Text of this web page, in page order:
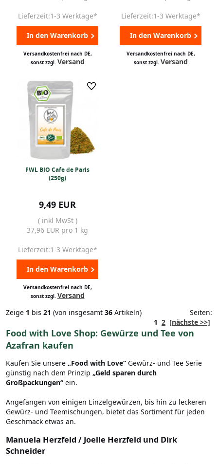
Lieferzeit:1-3 Werktage*
In den Warenkorb
Versandkostenfrei nach DE,
sonst zzgl. Versand
Lieferzeit:1-3 Werktage*
In den Warenkorb
Versandkostenfrei nach DE,
sonst zzgl. Versand
FWL BIO Cafe de Paris
(250g)
9,49 EUR
( inkl MwSt )
37,96 EUR pro 1 kg
Lieferzeit:1-3 Werktage*
In den Warenkorb
Versandkostenfrei nach DE,
sonst zzgl. Versand
Zeige 1 bis 21 (von insgesamt 36 Artikeln)
Seiten:
1 2 [nächste >>]
Food with Love Shop: Gewürze und Tee von
Azafran kaufen
Kaufen Sie unsere „Food with Love“ Gewürz- und Tee Serie
günstig nach dem Prinzip „Geld sparen durch
Großpackungen“ ein.
Angefangen von einigen Einzelgewürzen, bis hin zu leckeren
Gewürz- und Teemischungen, bietet das Sortiment für jeden
Geschmack etwas an.
Manuela Herzfeld / Joelle Herzfeld und Dirk
Schneider